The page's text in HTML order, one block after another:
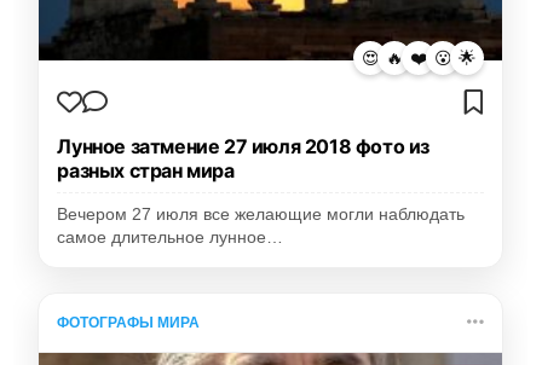
😍 🔥 ❤️ 😮 🌟
Лунное затмение 27 июля 2018 фото из
разных стран мира
Вечером 27 июля все желающие могли наблюдать
самое длительное лунное…
ФОТОГРАФЫ МИРА